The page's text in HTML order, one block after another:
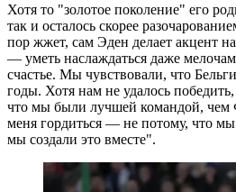
Хотя то "золотое поколение" его
так и осталось скорее
пор жжет, сам Эден делает акцент
— уметь наслаждаться даже
счастье. Мы чувствовали, что
годы. Хотя нам не удалось
что мы были лучшей командой, чем
меня гордиться — не потому, что
мы создали это вместе".